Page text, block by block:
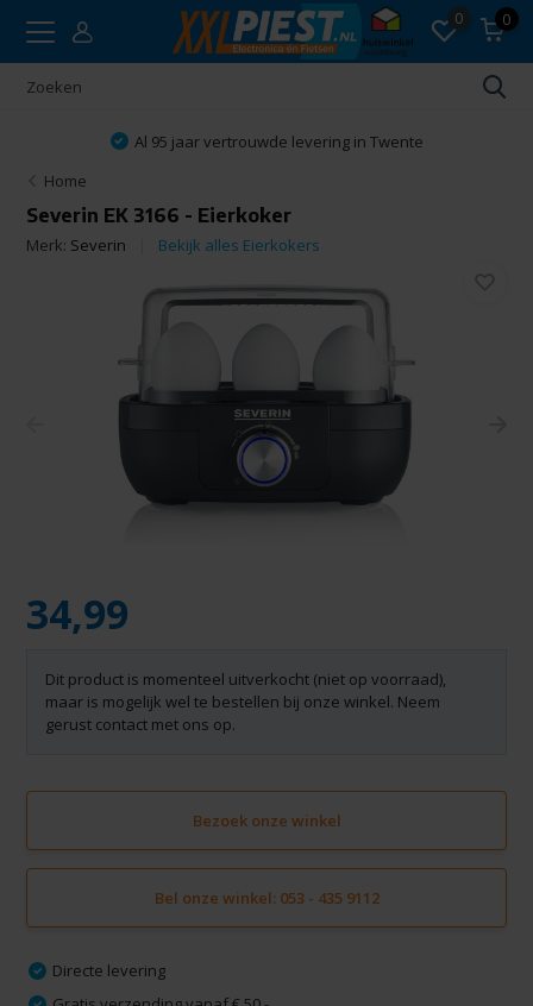
0 0
Al 95 jaar vertrouwde levering in Twente
Home
Severin EK 3166 - Eierkoker
Merk: Severin Bekijk alles Eierkokers
34,99
Dit product is momenteel uitverkocht (niet op voorraad),
maar is mogelijk wel te bestellen bij onze winkel. Neem
gerust contact met ons op.
Bezoek onze winkel
Bel onze winkel: 053 - 435 9112
Directe levering